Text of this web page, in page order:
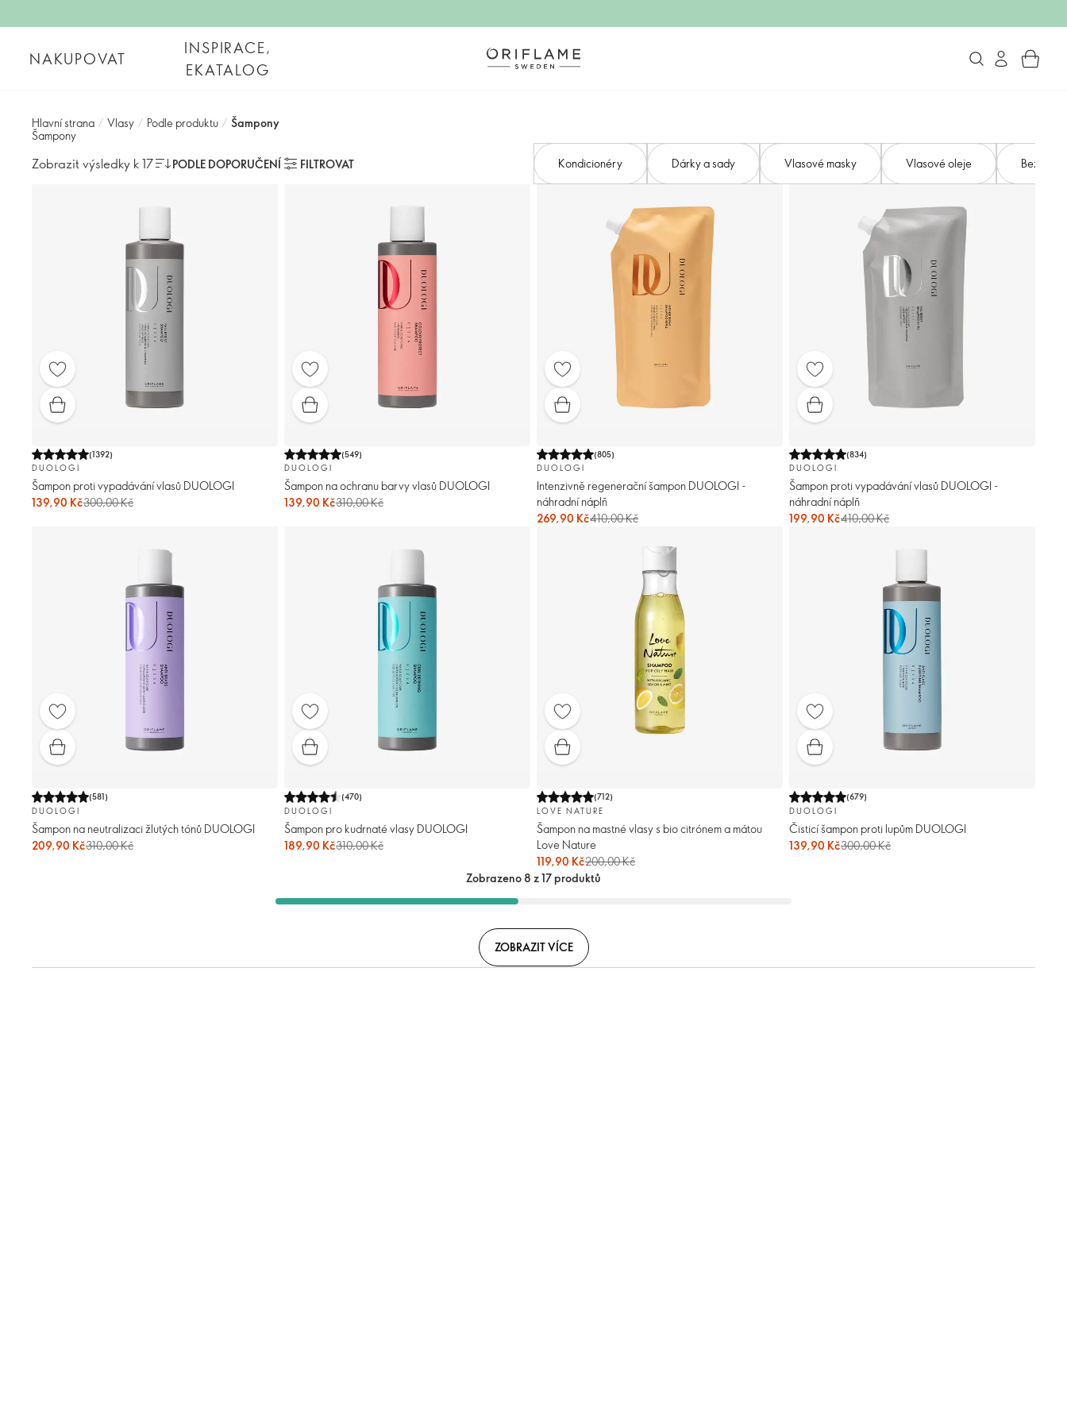
NAKUPOVAT
INSPIRACE,
EKATALOG
Hlavní strana / Vlasy / Podle produktu / Šampony
Šampony
Zobrazit výsledky k 17 PODLE DOPORUČENÍ FILTROVAT Kondicionéry Dárky a sady Vlasové masky Vlasové oleje
(1392)
DUOLOGI
Šampon proti vypadávání vlasů DUOLOGI
139,90 Kč300,00 Kč
(549)
DUOLOGI
Šampon na ochranu barvy vlasů DUOLOGI
139,90 Kč310,00 Kč
(805)
DUOLOGI
Intenzivně regenerační šampon DUOLOGI -
náhradní náplň
269,90 Kč410,00 Kč
(834)
DUOLOGI
Šampon proti vypadávání vlasů DUOLOGI -
náhradní náplň
199,90 Kč410,00 Kč
(581)
DUOLOGI
Šampon na neutralizaci žlutých tónů DUOLOGI
209,90 Kč310,00 Kč
(470)
DUOLOGI
Šampon pro kudrnaté vlasy DUOLOGI
189,90 Kč310,00 Kč
(712)
LOVE NATURE
Šampon na mastné vlasy s bio citrónem a mátou
Love Nature
119,90 Kč200,00 Kč
(679)
DUOLOGI
Čisticí šampon proti lupům DUOLOGI
139,90 Kč300,00 Kč
Zobrazeno 8 z 17 produktů
ZOBRAZIT VÍCE